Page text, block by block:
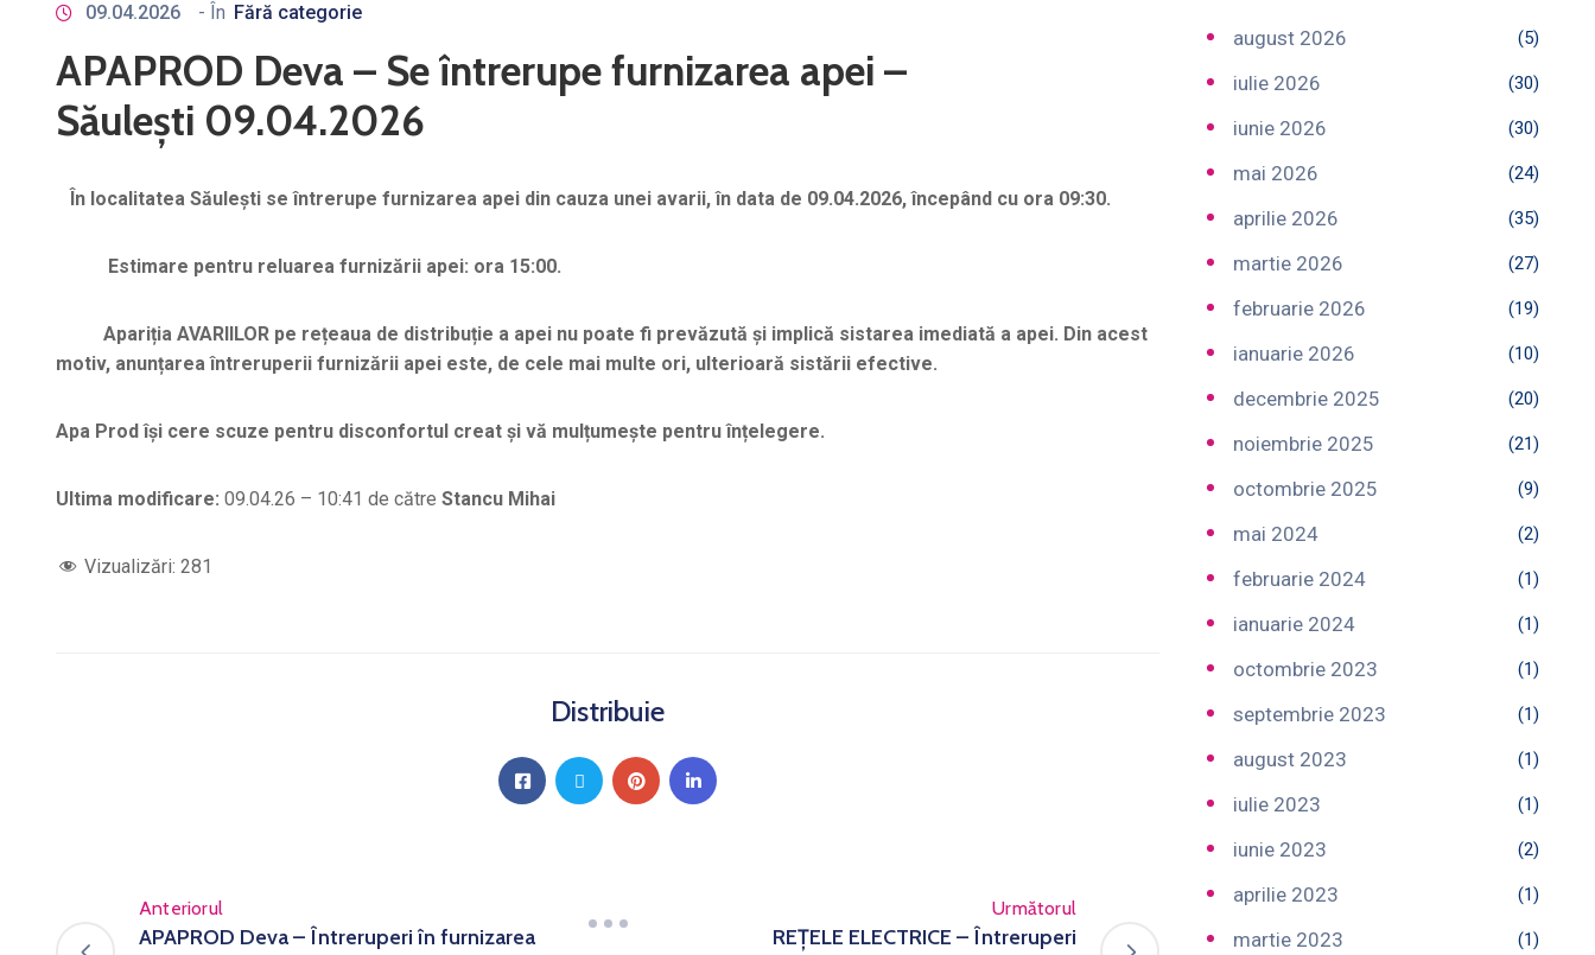
09.04.2026 - În Fără categorie
APAPROD Deva – Se întrerupe furnizarea apei –
Săulești 09.04.2026
În localitatea Săulești se întrerupe furnizarea apei din cauza unei avarii,în data de 09.04.2026, începând cu ora 09:30.
Estimare pentru reluarea furnizării apei: ora 15:00.
Apariția AVARIILOR pe rețeaua de distribuție a apei nu poate fi prevăzută și implică sistarea imediată a apei. Din acest
motiv, anunțarea întreruperii furnizării apei este, de cele mai multe ori, ulterioară sistării efective.
Apa Prod își cere scuze pentru disconfortul creat și vă mulțumește pentru înțelegere.
Ultima modificare: 09.04.26 – 10:41 de către Stancu Mihai
Vizualizări: 281
Distribuie
Anteriorul
APAPROD Deva – Întreruperi în furnizarea
Următorul
REȚELE ELECTRICE – Întreruperi
august 2026 (5)
iulie 2026 (30)
iunie 2026 (30)
mai 2026 (24)
aprilie 2026 (35)
martie 2026 (27)
februarie 2026 (19)
ianuarie 2026 (10)
decembrie 2025 (20)
noiembrie 2025 (21)
octombrie 2025 (9)
mai 2024 (2)
februarie 2024 (1)
ianuarie 2024 (1)
octombrie 2023 (1)
septembrie 2023 (1)
august 2023 (1)
iulie 2023 (1)
iunie 2023 (2)
aprilie 2023 (1)
martie 2023 (1)